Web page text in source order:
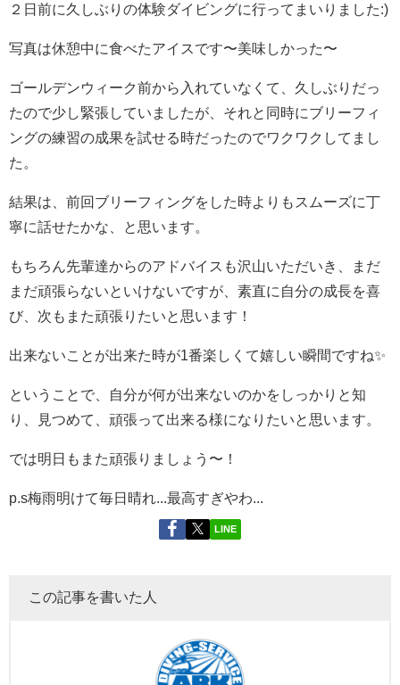
２日前に久しぶりの体験ダイビングに行ってまいりました:)
写真は休憩中に食べたアイスです〜美味しかった〜
ゴールデンウィーク前から入れていなくて、久しぶりだっ
たので少し緊張していましたが、それと同時にブリーフィ
ングの練習の成果を試せる時だったのでワクワクしてまし
た。
結果は、前回ブリーフィングをした時よりもスムーズに丁
寧に話せたかな、と思います。
もちろん先輩達からのアドバイスも沢山いただいき、まだ
まだ頑張らないといけないですが、素直に自分の成長を喜
び、次もまた頑張りたいと思います！
出来ないことが出来た時が1番楽しくて嬉しい瞬間ですね✨
ということで、自分が何が出来ないのかをしっかりと知
り、見つめて、頑張って出来る様になりたいと思います。
では明日もまた頑張りましょう〜！
p.s梅雨明けて毎日晴れ...最高すぎやわ...
LINE
この記事を書いた人